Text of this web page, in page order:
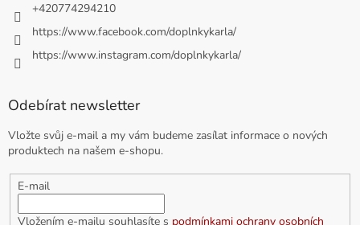
+420774294210
https://www.facebook.com/doplnkykarla/
https://www.instagram.com/doplnkykarla/
Odebírat newsletter
Vložte svůj e-mail a my vám budeme zasílat informace o nových
produktech na našem e-shopu.
E-mail
Vložením e-mailu souhlasíte s podmínkami ochrany osobních